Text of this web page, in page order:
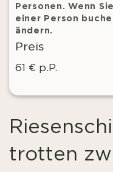
trotten
Personen. Wenn
einer Person
ändern.
Preis
61 € p.P.